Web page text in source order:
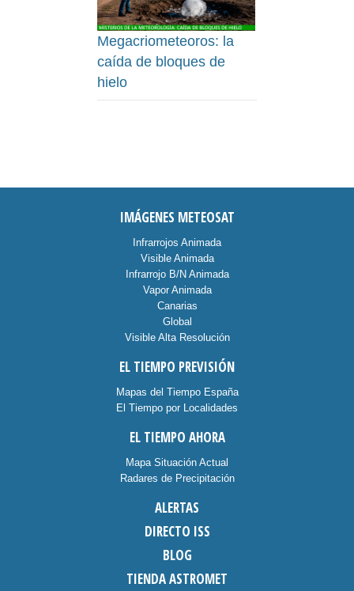
Megacriometeoros: la
caída de bloques de
hielo
IMÁGENES METEOSAT
Infrarrojos Animada
Visible Animada
Infrarrojo B/N Animada
Vapor Animada
Canarias
Global
Visible Alta Resolución
EL TIEMPO PREVISIÓN
Mapas del Tiempo España
El Tiempo por Localidades
EL TIEMPO AHORA
Mapa Situación Actual
Radares de Precipitación
ALERTAS
DIRECTO ISS
BLOG
TIENDA ASTROMET